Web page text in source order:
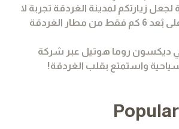
زيارتكم لمدينة الغردقة تجربة لا
تُنسى. يقع الفندق على بُعد 6 كم فقط من مطار الغردقة
ديكسون روما هوتيل عبر شركة
واستمتع بقلب الغردقة!